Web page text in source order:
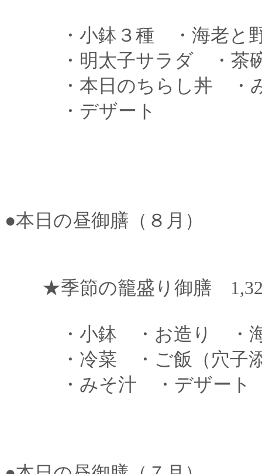
・小鉢３種 ・海老と野
・明太子サラダ ・茶
・本日のちらし丼 ・
・デザート
●本日の昼御膳（８月）
★季節の籠盛り御膳
・小鉢 ・お造り ・海
・冷菜 ・ご飯（穴子
・みそ汁 ・デザート